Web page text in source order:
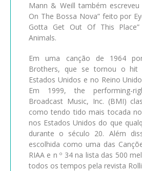
Mann & Weill também
On The Bossa Nova” feito por
Gotta Get Out Of This
Animals.
Em uma canção de 1964
Brothers, que se tornou o hit
Estados Unidos e no Reino
Em 1999, the performing-
Broadcast Music, Inc. (BMI)
como tendo tido mais tocada
nos Estados Unidos do que
durante o século 20. Além
escolhida como uma das
RIAA e n º 34 na lista das 500
todos os tempos pela revista